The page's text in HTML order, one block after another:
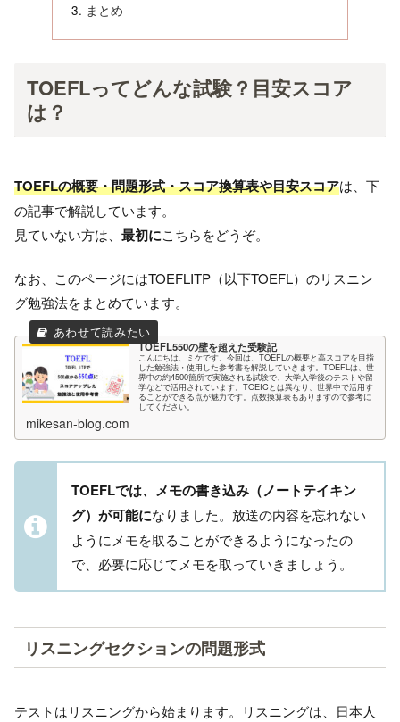
まとめ
TOEFLってどんな試験？目安スコア
は？
TOEFLの概要・問題形式・スコア換算表や目安スコアは、下
の記事で解説しています。
見ていない方は、 最初にこちらをどうぞ。
なお、このページにはTOEFLITP（以下TOEFL）のリスニン
グ勉強法をまとめています。
TOEFL550の壁を超えた受験記
こんにちは、ミケです。今回は、TOEFLの概要と高スコアを目指
した勉強法・使用した参考書を解説していきます。TOEFLは、世
界中の約4500箇所で実施される試験で、大学入学後のテストや留
学などで活用されています。TOEICとは異なり、世界中で活用す
ることができる点が魅力です。点数換算表もありますので参考に
してください。
mikesan-blog.com
TOEFLでは、メモの書き込み（ノートテイキン
グ）が可能になりました。放送の内容を忘れない
ようにメモを取ることができるようになったの
で、必要に応じてメモを取っていきましょう。
リスニングセクションの問題形式
テストはリスニングから始まります。リスニングは、日本人